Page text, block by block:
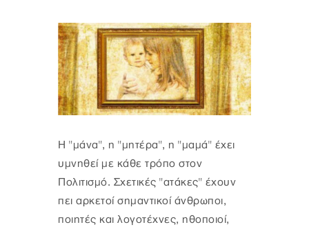
Η "μάνα", η "μητέρα", η "μαμά" έχει
υμνηθεί με κάθε τρόπο στον
Πολιτισμό. Σχετικές "ατάκες" έχουν
πει αρκετοί σημαντικοί άνθρωποι,
ποιητές και λογοτέχνες, ηθοποιοί,